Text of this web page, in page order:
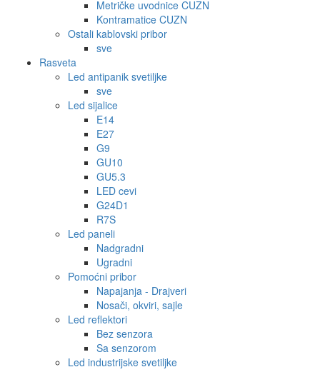
Metričke uvodnice CUZN
Kontramatice CUZN
Ostali kablovski pribor
sve
Rasveta
Led antipanik svetiljke
sve
Led sijalice
E14
E27
G9
GU10
GU5.3
LED cevi
G24D1
R7S
Led paneli
Nadgradni
Ugradni
Pomoćni pribor
Napajanja - Drajveri
Nosači, okviri, sajle
Led reflektori
Bez senzora
Sa senzorom
Led industrijske svetiljke